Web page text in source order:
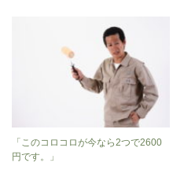
「このコロコロが今なら2つで2600
円です。」